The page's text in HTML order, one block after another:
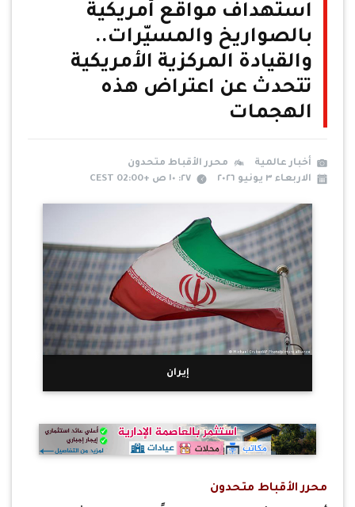
استهداف مواقع أمريكية
بالصواريخ والمسيّرات..
والقيادة المركزية الأمريكية
تتحدث عن اعتراض هذه
الهجمات
أخبار عالمية
محرر الأقباط متحدون
الاربعاء ٣ يونيو ٢٠٢٦
٢٧: ١٠ ص +02:00 CEST
إيران
محرر الأقباط متحدون